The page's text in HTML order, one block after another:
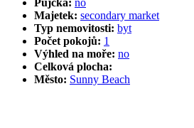
Majetek: secondary market
Typ nemovitosti: byt
Počet pokojů: 1
Výhled na moře: no
Celková plocha:
Město: Sunny Beach